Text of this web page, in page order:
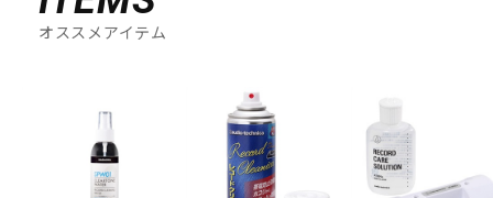
オススメアイテム